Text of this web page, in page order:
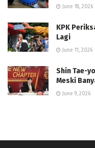
June 18, 2026
KPK
Lagi
June 11, 2026
Shin Tae-
Meski
June 9, 2026